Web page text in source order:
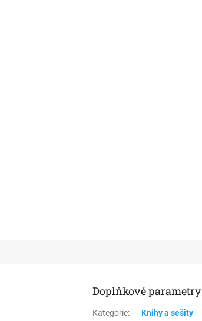
Doplňkové parametry
Kategorie:
Knihy a sešity